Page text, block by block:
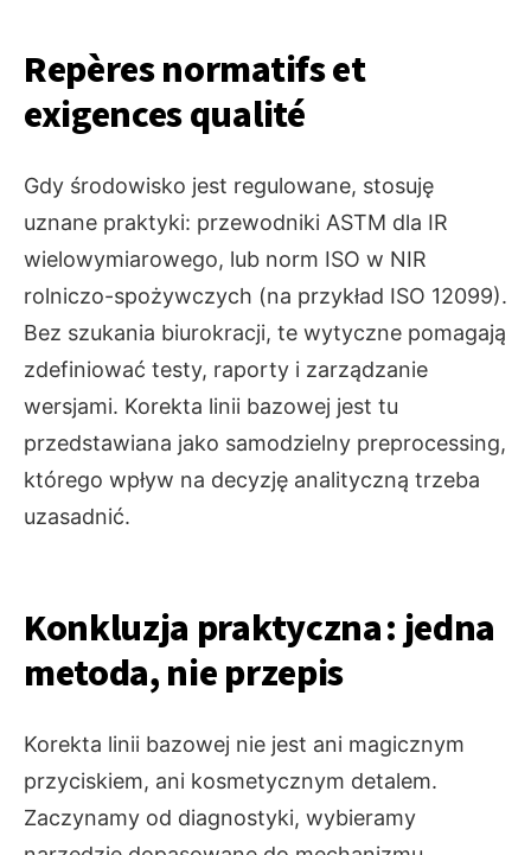
Repères normatifs et
exigences qualité
Gdy środowisko jest regulowane, stosuję
uznane praktyki: przewodniki ASTM dla IR
wielowymiarowego, lub norm ISO w NIR
rolniczo-spożywczych (na przykład ISO 12099).
Bez szukania biurokracji, te wytyczne pomagają
zdefiniować testy, raporty i zarządzanie
wersjami. Korekta linii bazowej jest tu
przedstawiana jako samodzielny preprocessing,
którego wpływ na decyzję analityczną trzeba
uzasadnić.
Konkluzja praktyczna : jedna
metoda, nie przepis
Korekta linii bazowej nie jest ani magicznym
przyciskiem, ani kosmetycznym detalem.
Zaczynamy od diagnostyki, wybieramy